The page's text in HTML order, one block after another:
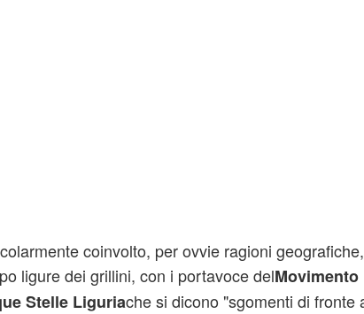
coinvolto, per ovvie ragioni
ligure dei grillini, con i portavoce delMovimento
Stelle Liguriache si dicono "sgomenti di fronte